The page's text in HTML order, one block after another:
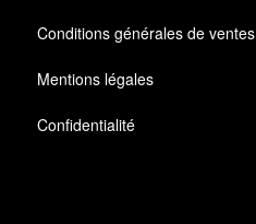
Conditions générales de ventes
Mentions légales
Confidentialité